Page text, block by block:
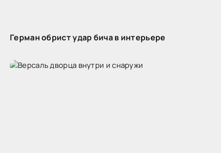
Герман обрист удар бича в интерьере